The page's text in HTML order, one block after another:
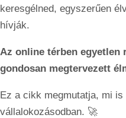
keresgélned, egyszerűen
hívják.
Az online térben egyetlen
gondosan megtervezett
Ez a cikk megmutatja, mi
vállalokozásodban. 🚀